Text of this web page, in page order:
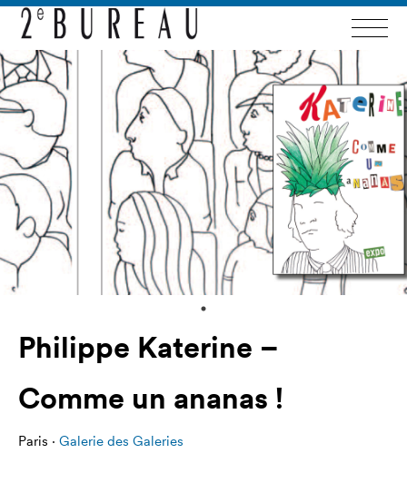
Philippe Katerine –
Comme un ananas !
Paris · Galerie des Galeries